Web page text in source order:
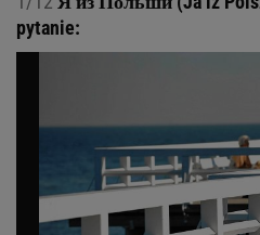
pytanie: